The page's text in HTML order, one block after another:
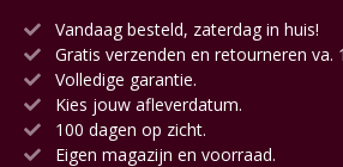
Vandaag besteld, zaterdag in huis!
Gratis verzenden en retourneren va.
Volledige garantie.
Kies jouw afleverdatum.
100 dagen op zicht.
Eigen magazijn en voorraad.